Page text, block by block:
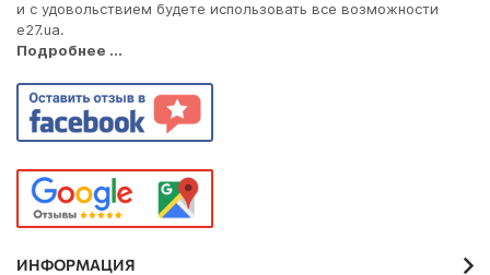
и с удовольствием будете использовать все возможности
e27.ua.
Подробнее ...
ИНФОРМАЦИЯ